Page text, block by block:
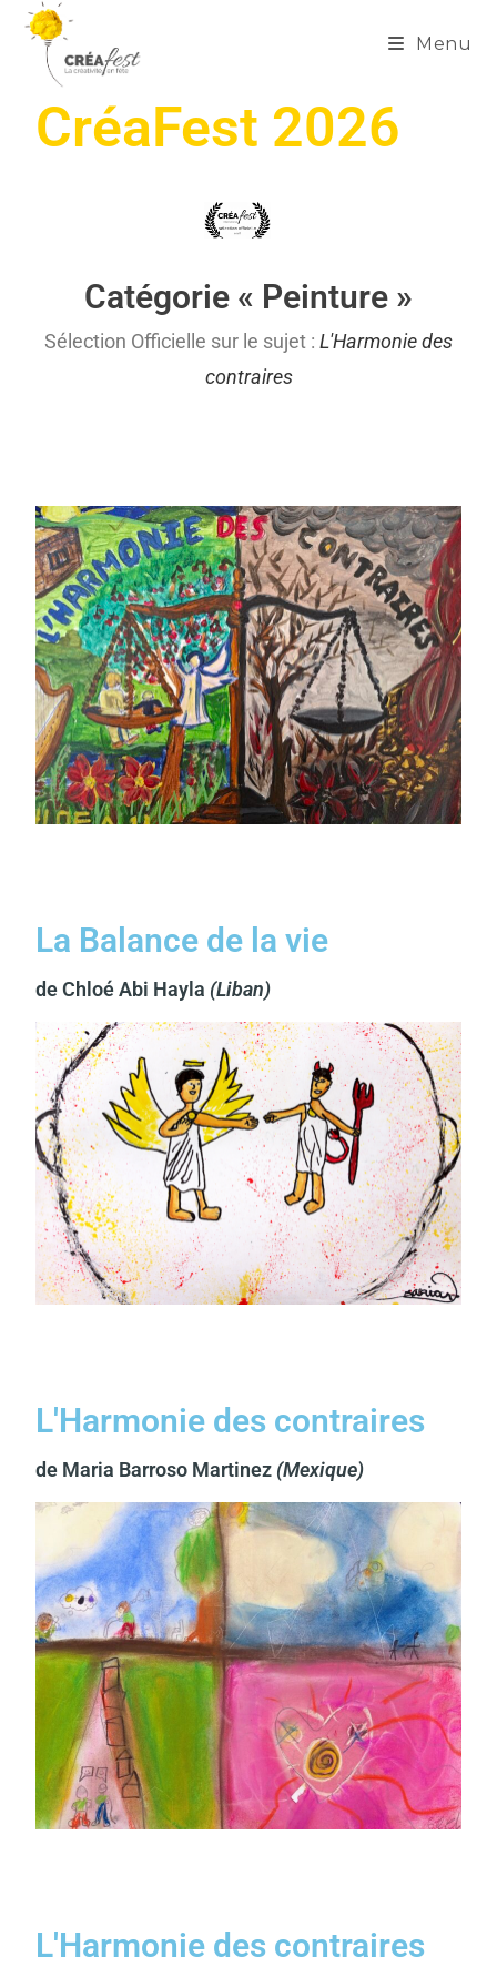
Menu
CréaFest 2026
Catégorie « Peinture »
Sélection Officielle sur le sujet : L'Harmonie des
contraires
La Balance de la vie
de Chloé Abi Hayla (Liban)
L'Harmonie des contraires
de Maria Barroso Martinez (Mexique)
L'Harmonie des contraires